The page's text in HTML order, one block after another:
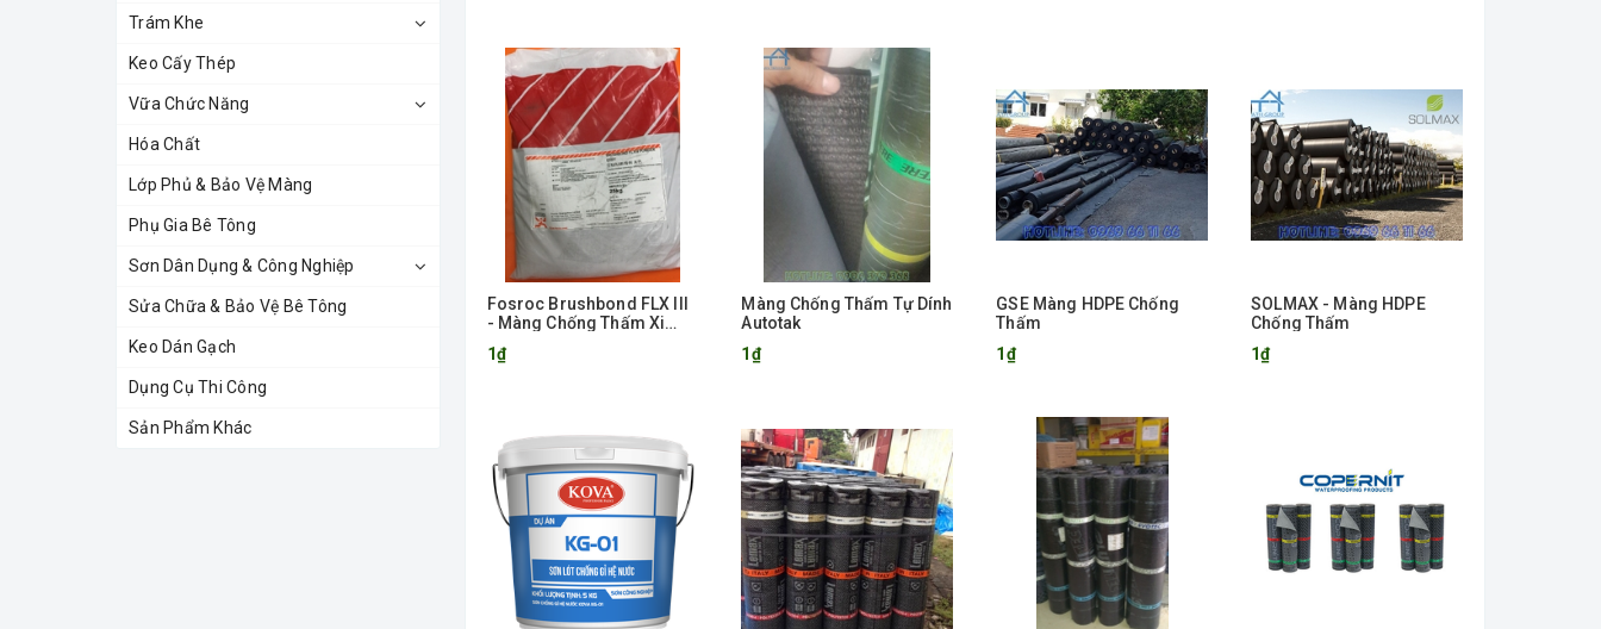
Trám Khe
Keo Cấy Thép
Vữa Chức Năng
Hóa Chất
Lớp Phủ & Bảo Vệ Màng
Phụ Gia Bê Tông
Sơn Dân Dụng & Công Nghiệp
Sửa Chữa & Bảo Vệ Bê Tông
Keo Dán Gạch
Dụng Cụ Thi Công
Sản Phẩm Khác
Fosroc Brushbond FLX III
- Màng Chống Thấm Xi
1₫
Màng Chống Thấm Tự Dính
Autotak
1₫
GSE Màng HDPE Chống
Thấm
1₫
SOLMAX - Màng HDPE
Chống Thấm
1₫